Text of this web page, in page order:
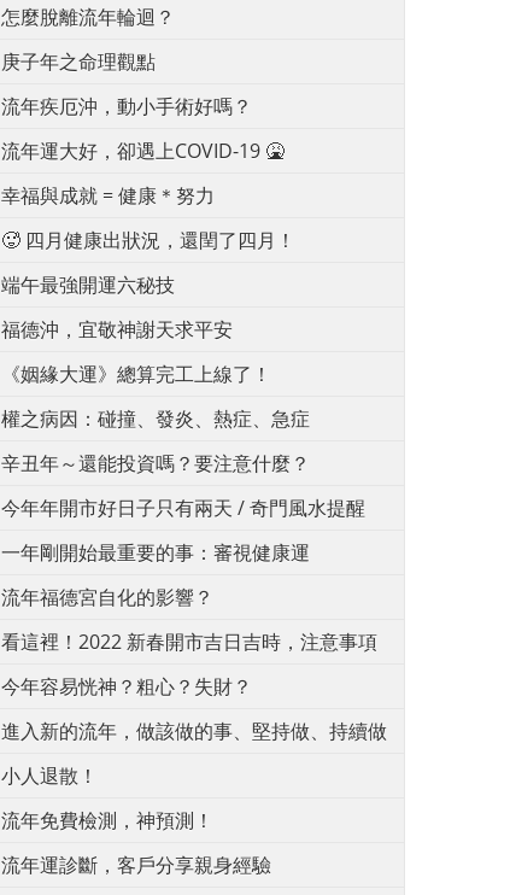
怎麼脫離流年輪迴？
庚子年之命理觀點
流年疾厄沖，動小手術好嗎？
流年運大好，卻遇上COVID-19 🤮
幸福與成就 = 健康＊努力
🥵 四月健康出狀況，還閏了四月！
端午最強開運六秘技
福德沖，宜敬神謝天求平安
《姻緣大運》總算完工上線了！
權之病因：碰撞、發炎、熱症、急症
辛丑年～還能投資嗎？要注意什麼？
今年年開市好日子只有兩天 / 奇門風水提醒
一年剛開始最重要的事：審視健康運
流年福德宮自化的影響？
看這裡！2022 新春開市吉日吉時，注意事項
今年容易恍神？粗心？失財？
進入新的流年，做該做的事、堅持做、持續做
小人退散！
流年免費檢測，神預測！
流年運診斷，客戶分享親身經驗